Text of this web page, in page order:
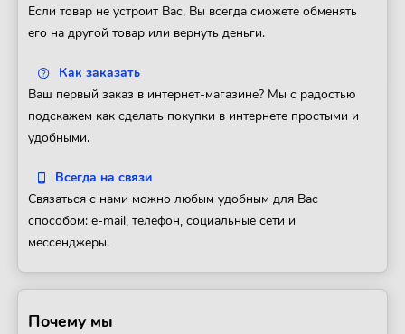
Если товар не устроит Вас, Вы всегда сможете обменять
его на другой товар или вернуть деньги.
Как заказать
Ваш первый заказ в интернет-магазине? Мы с радостью
подскажем как сделать покупки в интернете простыми и
удобными.
Всегда на связи
Связаться с нами можно любым удобным для Вас
способом: e-mail, телефон, социальные сети и
мессенджеры.
Почему мы